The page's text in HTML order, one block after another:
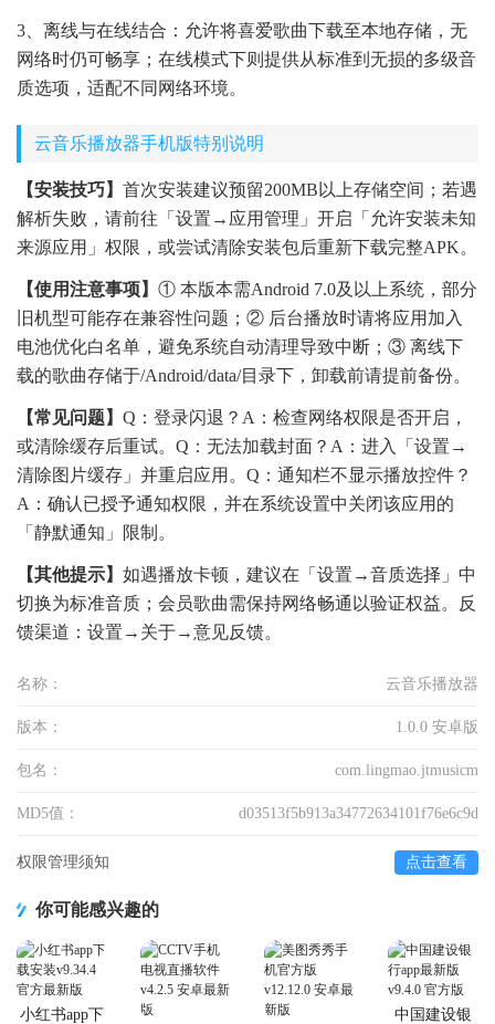
3、离线与在线结合：允许将喜爱歌曲下载至本地存储，无
网络时仍可畅享；在线模式下则提供从标准到无损的多级音
质选项，适配不同网络环境。
云音乐播放器手机版特别说明
【安装技巧】 首次安装建议预留200MB以上存储空间；若遇
解析失败，请前往「设置→应用管理」开启「允许安装未知
来源应用」权限，或尝试清除安装包后重新下载完整APK。
【使用注意事项】 ① 本版本需Android 7.0及以上系统，部分
旧机型可能存在兼容性问题；② 后台播放时请将应用加入
电池优化白名单，避免系统自动清理导致中断；③ 离线下
载的歌曲存储于/Android/data/目录下，卸载前请提前备份。
【常见问题】 Q：登录闪退？A：检查网络权限是否开启，
或清除缓存后重试。Q：无法加载封面？A：进入「设置→
清除图片缓存」并重启应用。Q：通知栏不显示播放控件？
A：确认已授予通知权限，并在系统设置中关闭该应用的
「静默通知」限制。
【其他提示】 如遇播放卡顿，建议在「设置→音质选择」中
切换为标准音质；会员歌曲需保持网络畅通以验证权益。反
馈渠道：设置→关于→意见反馈。
名称： 云音乐播放器
版本： 1.0.0 安卓版
包名： com.lingmao.jtmusicm
MD5值： d03513f5b913a34772634101f76e6c9d
权限管理须知 点击查看
你可能感兴趣的
小红书app下
中国建设银